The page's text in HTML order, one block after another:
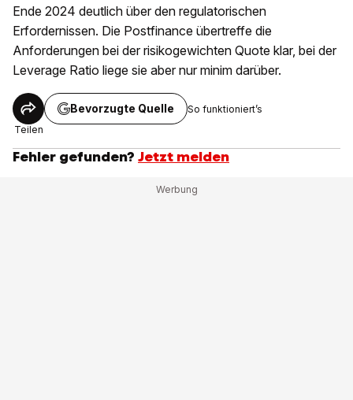
Ende 2024 deutlich über den regulatorischen
Erfordernissen. Die Postfinance übertreffe die
Anforderungen bei der risikogewichten Quote klar, bei der
Leverage Ratio liege sie aber nur minim darüber.
Teilen
Bevorzugte Quelle So funktioniert’s
Fehler gefunden? Jetzt melden